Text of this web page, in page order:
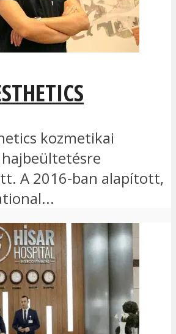
kozmetikai
A 2016-ban alapított,